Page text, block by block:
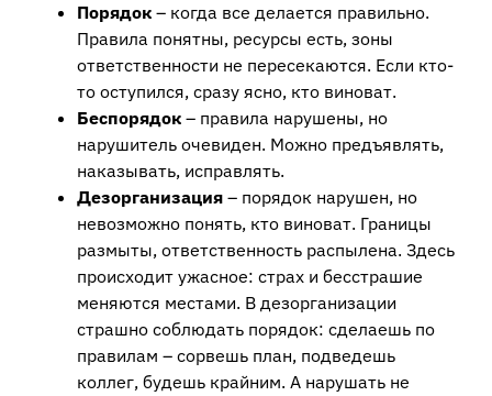
Порядок– когда все делается правильно.
Правила понятны, ресурсы есть, зоны
ответственности не пересекаются. Если кто-
то оступился, сразу ясно, кто виноват.
Беспорядок– правила нарушены, но
нарушитель очевиден. Можно предъявлять,
наказывать, исправлять.
Дезорганизация– порядок нарушен, но
невозможно понять, кто виноват. Границы
размыты, ответственность распылена. Здесь
происходит ужасное: страх и бесстрашие
меняются местами. В дезорганизации
страшно соблюдать порядок: сделаешь по
правилам – сорвешь план, подведешь
коллег, будешь крайним. А нарушать не